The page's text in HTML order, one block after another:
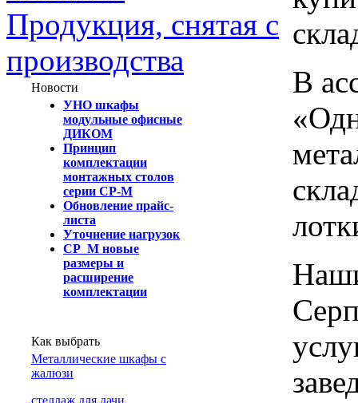
Продукция, снятая с
производства
Новости
УНО шкафы
модульные офисные
ДИКОМ
Принцип
комплектации
монтажных столов
серии СР-М
Обновление прайс-
листа
Уточнение нагрузок
СР_М новые
размеры и
расширение
комплектации
Как выбрать
Металлические шкафы с
жалюзи
cтеллаж для дачи
В